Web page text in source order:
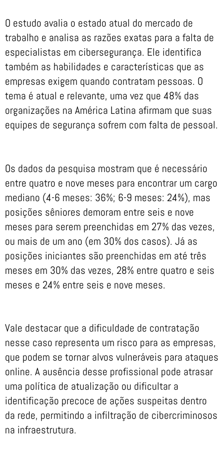
O estudo avalia o estado atual do mercado de
trabalho e analisa as razões exatas para a falta de
especialistas em cibersegurança. Ele identifica
também as habilidades e características que as
empresas exigem quando contratam pessoas. O
tema é atual e relevante, uma vez que 48% das
organizações na América Latina afirmam que suas
equipes de segurança sofrem com falta de pessoal.
Os dados da pesquisa mostram que é necessário
entre quatro e nove meses para encontrar um cargo
mediano (4-6 meses: 36%; 6-9 meses: 24%), mas
posições sêniores demoram entre seis e nove
meses para serem preenchidas em 27% das vezes,
ou mais de um ano (em 30% dos casos). Já as
posições iniciantes são preenchidas em até três
meses em 30% das vezes, 28% entre quatro e seis
meses e 24% entre seis e nove meses.
Vale destacar que a dificuldade de contratação
nesse caso representa um risco para as empresas,
que podem se tornar alvos vulneráveis para ataques
online. A ausência desse profissional pode atrasar
uma política de atualização ou dificultar a
identificação precoce de ações suspeitas dentro
da rede, permitindo a infiltração de cibercriminosos
na infraestrutura.